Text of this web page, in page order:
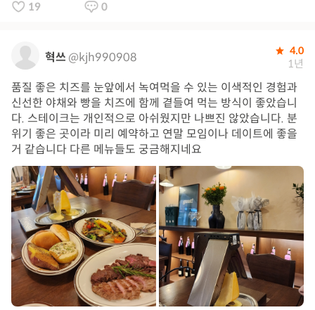
19 0
혁쓰 @kjh990908 4.0
1년
품질 좋은 치즈를 눈앞에서 녹여먹을 수 있는 이색적인 경험과
신선한 야채와 빵을 치즈에 함께 곁들여 먹는 방식이 좋았습니
다. 스테이크는 개인적으로 아쉬웠지만 나쁘진 않았습니다. 분
위기 좋은 곳이라 미리 예약하고 연말 모임이나 데이트에 좋을
거 같습니다 다른 메뉴들도 궁금해지네요